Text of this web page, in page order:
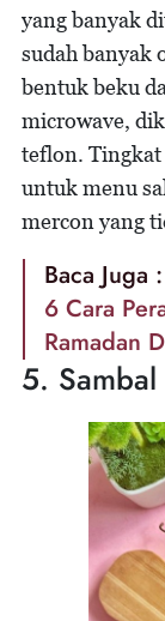
yang banyak
sudah banyak
bentuk beku
microwave,
teflon. Tingkat
untuk menu
mercon yang
Baca Juga :
6 Cara
Ramadan
5.